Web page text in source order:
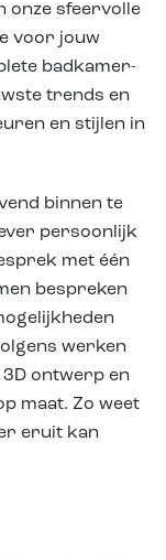
onze sfeervolle
voor jouw
badkamer-
trends en
en stijlen in
binnen te
persoonlijk
met één
bespreken
werken
ontwerp en
maat. Zo weet
eruit kan